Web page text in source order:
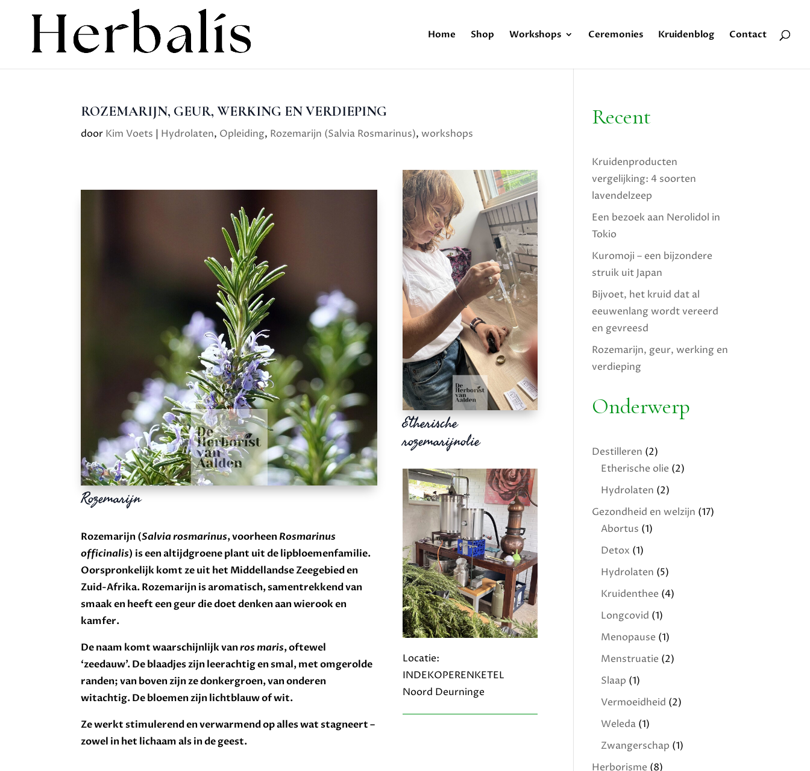
Home Shop Workshops Ceremonies Kruidenblog Contact
ROZEMARIJN, GEUR, WERKING EN VERDIEPING
door Kim Voets | Hydrolaten, Opleiding, Rozemarijn (Salvia Rosmarinus),workshops
Rozemarijn
Rozemarijn (Salvia rosmarinus, voorheenRosmarinus
officinalis) is een altijdgroene plant uit de lipbloemenfamilie.
Oorspronkelijk komt ze uit het Middellandse Zeegebied en
Zuid-Afrika. Rozemarijn is aromatisch, samentrekkend van
smaak en heeft een geur die doet denken aan wierook en
kamfer.
De naam komt waarschijnlijk vanros maris, oftewel
‘zeedauw’. De blaadjes zijn leerachtig en smal, met omgerolde
randen; van boven zijn ze donkergroen, van onderen
witachtig. De bloemen zijn lichtblauw of wit.
Ze werkt stimulerend en verwarmend op alles wat stagneert –
zowel in het lichaam als in de geest.
Etherische
rozemarijnolie
Locatie:
INDEKOPERENKETEL
Noord Deurninge
Recent
Kruidenproducten
vergelijking: 4 soorten
lavendelzeep
Een bezoek aan Nerolidol in
Tokio
Kuromoji – een bijzondere
struik uit Japan
Bijvoet, het kruid dat al
eeuwenlang wordt vereerd
en gevreesd
Rozemarijn, geur, werking en
verdieping
Onderwerp
Destilleren (2)
Etherische olie (2)
Hydrolaten (2)
Gezondheid en welzijn (17)
Abortus (1)
Detox (1)
Hydrolaten (5)
Kruidenthee (4)
Longcovid (1)
Menopause (1)
Menstruatie (2)
Slaap (1)
Vermoeidheid (2)
Weleda(1)
Zwangerschap (1)
Herborisme (8)